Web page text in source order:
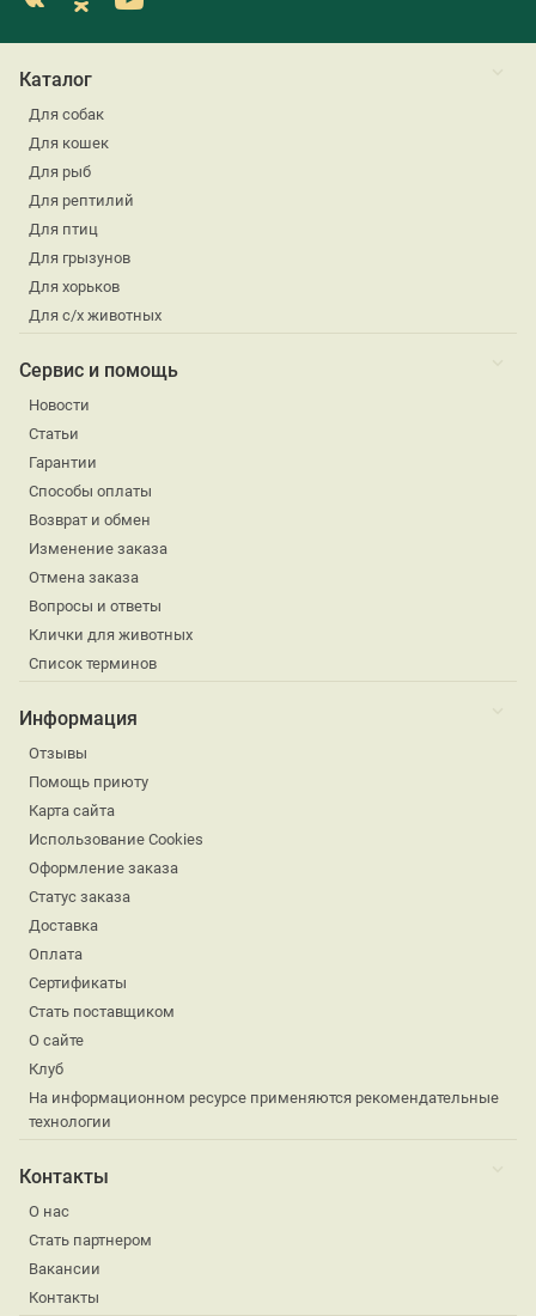
Каталог
Для собак
Для кошек
Для рыб
Для рептилий
Для птиц
Для грызунов
Для хорьков
Для с/х животных
Сервис и помощь
Новости
Статьи
Гарантии
Способы оплаты
Возврат и обмен
Изменение заказа
Отмена заказа
Вопросы и ответы
Клички для животных
Список терминов
Информация
Отзывы
Помощь приюту
Карта сайта
Использование Cookies
Оформление заказа
Статус заказа
Доставка
Оплата
Сертификаты
Стать поставщиком
О сайте
Клуб
На информационном ресурсе применяются рекомендательные
технологии
Контакты
О нас
Стать партнером
Вакансии
Контакты